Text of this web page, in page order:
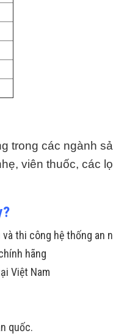
trong các ngành
viên thuốc, các lọ
và thi công hệ thống an
hãng
Việt Nam
quốc.